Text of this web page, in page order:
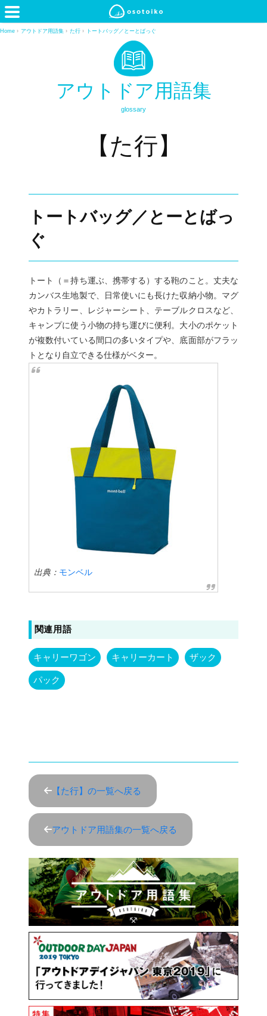
Home › アウトドア用語集 › た行 › トートバッグ／とーとばっぐ
アウトドア用語集
glossary
【た行】
トートバッグ／とーとばっ
ぐ
トート（＝持ち運ぶ、携帯する）する鞄のこと。丈夫な
カンバス生地製で、日常使いにも長けた収納小物。マグ
やカトラリー、レジャーシート、テーブルクロスなど、
キャンプに使う小物の持ち運びに便利。大小のポケット
が複数付いている間口の多いタイプや、底面部がフラッ
トとなり自立できる仕様がベター。
出典： モンベル
関連用語
キャリーワゴン キャリーカート ザック
パック
【た行】の一覧へ戻る
アウトドア用語集の一覧へ戻る